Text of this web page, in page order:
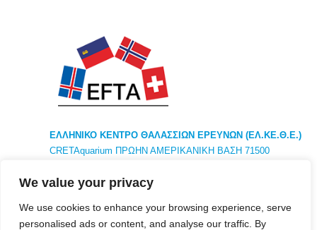
We value your privacy
We use cookies to enhance your browsing experience, serve
personalised ads or content, and analyse our traffic. By
ΕΛΛΗΝΙΚΟ ΚΕΝΤΡΟ ΘΑΛΑΣΣΙΩΝ ΕΡΕΥΝΩΝ (ΕΛ.ΚΕ.Θ.Ε.)
CRETAquarium ΠΡΩΗΝ ΑΜΕΡΙΚΑΝΙΚΗ ΒΑΣΗ 71500
ΚΕΝΤΡΙΚΑ : 46,7κμ ΑΘΗΝΑ ΛΕΩΦ ΑΘΗΝΩΝ – ΣΟΥΝΙΟΥ